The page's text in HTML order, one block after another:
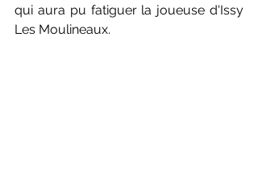
qui aura pu fatiguer la joueuse d'Issy
Les Moulineaux.